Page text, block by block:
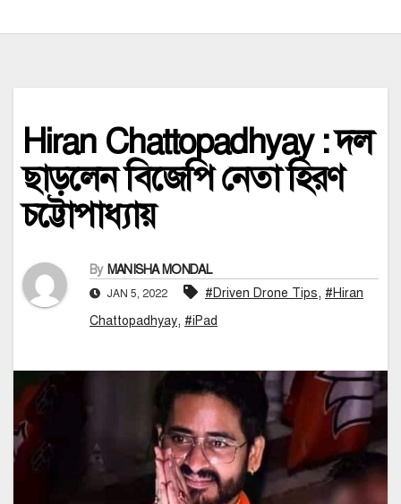
Hiran Chattopadhyay : দল
ছাড়লেন বিজেপি নেতা হিরণ
চট্টোপাধ্যায়
By MANISHA MONDAL
JAN 5, 2022 #Driven Drone Tips, #Hiran
Chattopadhyay, #iPad